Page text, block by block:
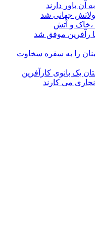
باور دارند
جهانی شد
،خاک و آتش
رآفرین موفق شد
را به سفره سخاوت
یک بانوی کارآفرین
می کارند